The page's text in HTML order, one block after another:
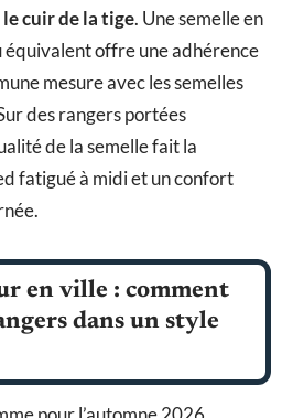
cuir de la tige. Une semelle en
offre une adhérence
mesure avec les semelles
des rangers portées
de la semelle fait la
fatigué à midi et un confort
en ville : comment
dans un style